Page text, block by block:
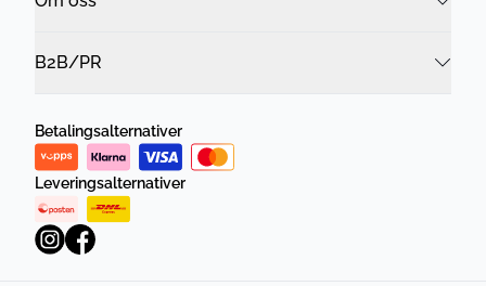
B2B/PR
Betalingsalternativer
Leveringsalternativer